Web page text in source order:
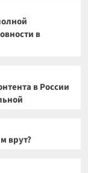
в
в России
врут?